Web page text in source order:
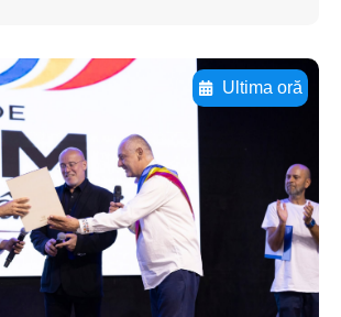
Ultima oră
aici textul pentru
aici
aici
aici